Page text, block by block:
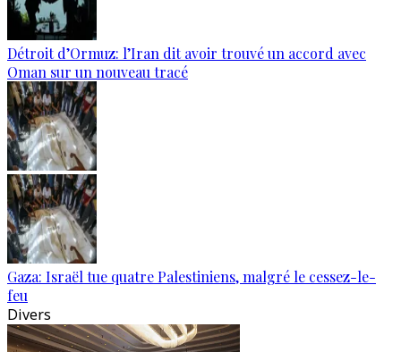
Détroit d’Ormuz: l’Iran dit avoir trouvé un accord avec
Oman sur un nouveau tracé
Gaza: Israël tue quatre Palestiniens, malgré le cessez-le-
feu
Divers